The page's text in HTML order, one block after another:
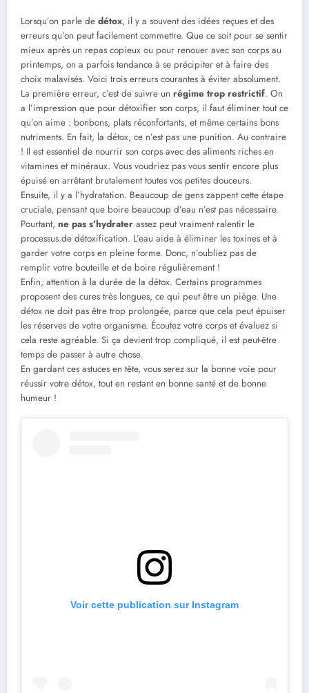
Lorsqu’on parle de détox, il y a souvent des idées reçues et des
erreurs qu’on peut facilement commettre. Que ce soit pour se sentir
mieux après un repas copieux ou pour renouer avec son corps au
printemps, on a parfois tendance à se précipiter et à faire des
choix malavisés. Voici trois erreurs courantes à éviter absolument.
La première erreur, c’est de suivre un régime trop restrictif. On
a l’impression que pour détoxifier son corps, il faut éliminer tout ce
qu’on aime : bonbons, plats réconfortants, et même certains bons
nutriments. En fait, la détox, ce n’est pas une punition. Au contraire
! Il est essentiel de nourrir son corps avec des aliments riches en
vitamines et minéraux. Vous voudriez pas vous sentir encore plus
épuisé en arrêtant brutalement toutes vos petites douceurs.
Ensuite, il y a l’hydratation. Beaucoup de gens zappent cette étape
cruciale, pensant que boire beaucoup d’eau n’est pas nécessaire.
Pourtant, ne pas s’hydrater assez peut vraiment ralentir le
processus de détoxification. L’eau aide à éliminer les toxines et à
garder votre corps en pleine forme. Donc, n’oubliez pas de
remplir votre bouteille et de boire régulièrement !
Enfin, attention à la durée de la détox. Certains programmes
proposent des cures très longues, ce qui peut être un piège. Une
détox ne doit pas être trop prolongée, parce que cela peut épuiser
les réserves de votre organisme. Écoutez votre corps et évaluez si
cela reste agréable. Si ça devient trop compliqué, il est peut-être
temps de passer à autre chose.
En gardant ces astuces en tête, vous serez sur la bonne voie pour
réussir votre détox, tout en restant en bonne santé et de bonne
humeur !
Voir cette publication sur Instagram